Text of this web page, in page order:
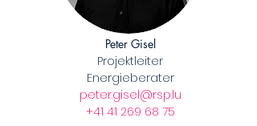
Peter Gisel
Projektleiter
Energieberater
peter.gisel@rsp.lu
+41 41 269 68 75